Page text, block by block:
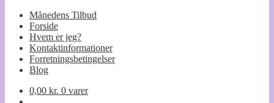
Månedens Tilbud
Forside
Hvem er jeg?
Kontaktinformationer
Forretningsbetingelser
Blog
0,00 kr. 0 varer